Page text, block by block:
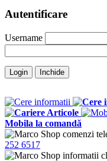
Autentificare
Username
Login Inchide
Articole
Mobila la comandă
252 6517